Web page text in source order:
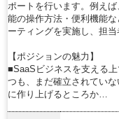
ポートを行います。例え
能の操作方法・便利機能
ーティングを実施し、担
【ポジションの魅力】
■SaaSビジネスを支える
つも、まだ確立されてい
に作り上げるところか…